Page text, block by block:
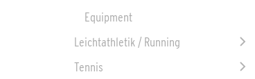
Equipment
Leichtathletik / Running
Tennis